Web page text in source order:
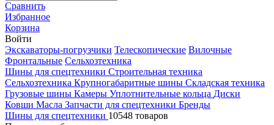
Сравнить
Избранное
Корзина
Войти
Экскаваторы-погрузчики Телескопические Вилочные
Фронтальные Сельхозтехника
Шины для спецтехники Строительная техника
Сельхозтехника Крупногабаритные шины Складская техника
Грузовые шины Камеры Уплотнительные кольца Диски
Ковши Масла Запчасти для спецтехники Бренды
Шины для спецтехники 10548 товаров